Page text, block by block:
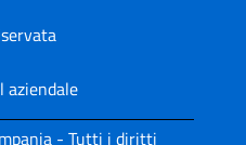
aziendale
- Tutti i diritti